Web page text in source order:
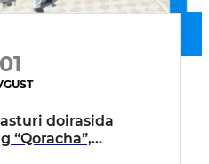
01
doirasida
“Qoracha”,